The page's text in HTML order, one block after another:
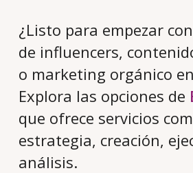
¿Listo para empezar
de influencers,
o marketing orgánico
Explora las opciones de
que ofrece servicios
estrategia, creación,
análisis.